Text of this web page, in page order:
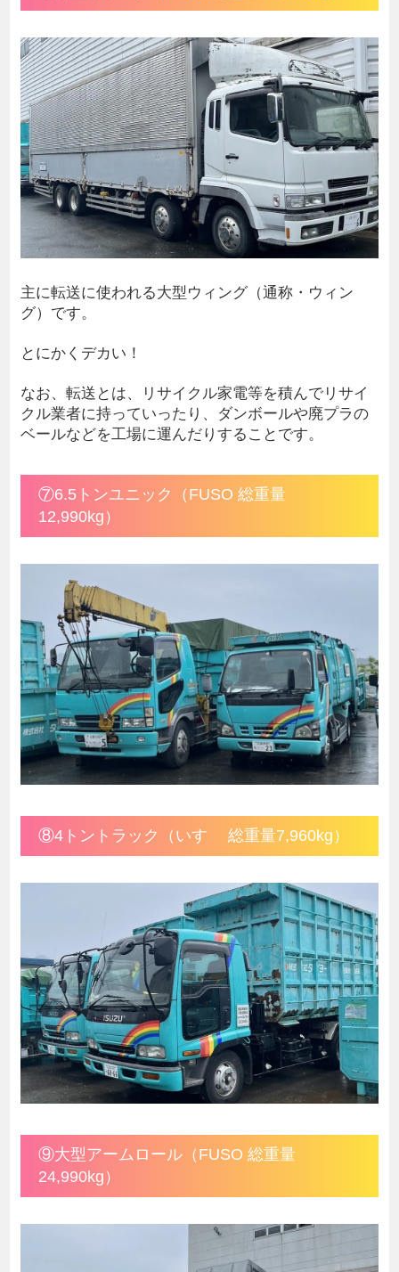
主に転送に使われる大型ウィング（通称・ウィン
グ）です。
とにかくデカい！
なお、転送とは、リサイクル家電等を積んでリサイ
クル業者に持っていったり、ダンボールや廃プラの
ベールなどを工場に運んだりすることです。
⑦6.5トンユニック（FUSO 総重量
12,990kg）
⑧4トントラック（いすゞ 総重量7,960kg）
⑨大型アームロール（FUSO 総重量
24,990kg）